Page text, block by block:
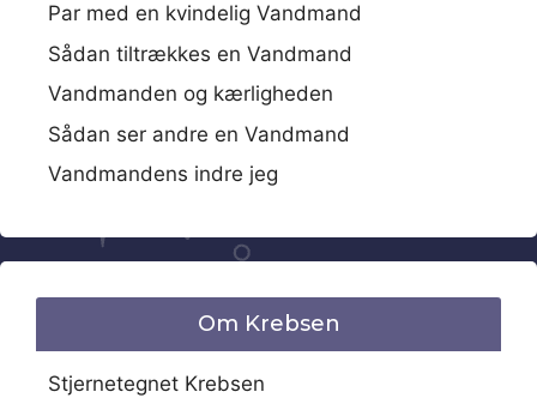
Par med en kvindelig Vandmand
Sådan tiltrækkes en Vandmand
Vandmanden og kærligheden
Sådan ser andre en Vandmand
Vandmandens indre jeg
Om Krebsen
Stjernetegnet Krebsen